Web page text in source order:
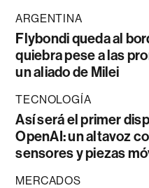
ARGENTINA
Flybondi queda al
quiebra pese a las
un aliado de Milei
TECNOLOGÍA
Así será el primer
OpenAI: un altavoz
sensores y piezas
MERCADOS